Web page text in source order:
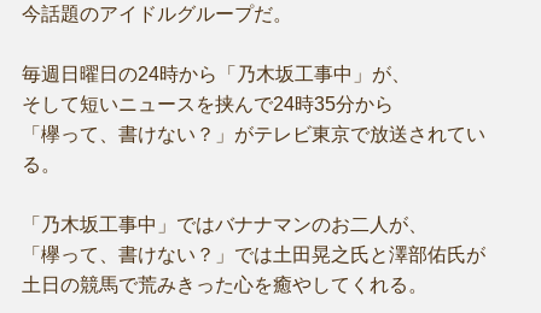
今話題のアイドルグループだ。
毎週日曜日の24時から「乃木坂工事中」が、
そして短いニュースを挟んで24時35分から
「欅って、書けない？」がテレビ東京で放送されてい
る。
「乃木坂工事中」ではバナナマンのお二人が、
「欅って、書けない？」では土田晃之氏と澤部佑氏が
土日の競馬で荒みきった心を癒やしてくれる。